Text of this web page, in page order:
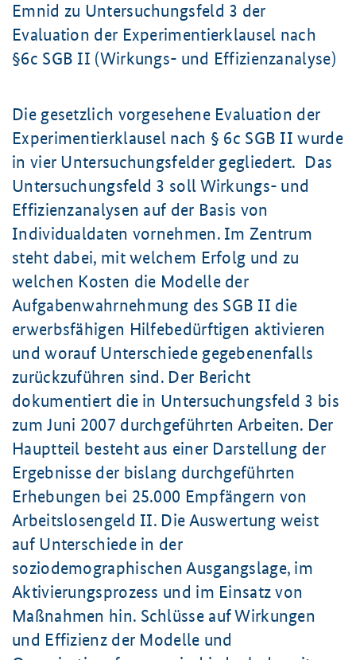
Emnid zu Untersuchungsfeld 3 der
Evaluation der Experimentierklausel nach
§6c SGB II (Wirkungs- und Effizienzanalyse)
Die gesetzlich vorgesehene Evaluation der
Experimentierklausel nach § 6c SGB II wurde
in vier Untersuchungsfelder gegliedert. Das
Untersuchungsfeld 3 soll Wirkungs- und
Effizienzanalysen auf der Basis von
Individualdaten vornehmen. Im Zentrum
steht dabei, mit welchem Erfolg und zu
welchen Kosten die Modelle der
Aufgabenwahrnehmung des SGB II die
erwerbsfähigen Hilfebedürftigen aktivieren
und worauf Unterschiede gegebenenfalls
zurückzuführen sind. Der Bericht
dokumentiert die in Untersuchungsfeld 3 bis
zum Juni 2007 durchgeführten Arbeiten. Der
Hauptteil besteht aus einer Darstellung der
Ergebnisse der bislang durchgeführten
Erhebungen bei 25.000 Empfängern von
Arbeitslosengeld II. Die Auswertung weist
auf Unterschiede in der
soziodemographischen Ausgangslage, im
Aktivierungsprozess und im Einsatz von
Maßnahmen hin. Schlüsse auf Wirkungen
und Effizienz der Modelle und